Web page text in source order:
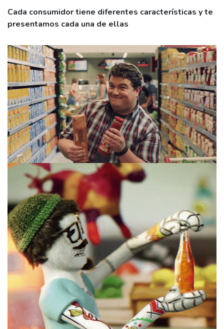
Cada consumidor tiene diferentes características y te
presentamos cada una de ellas